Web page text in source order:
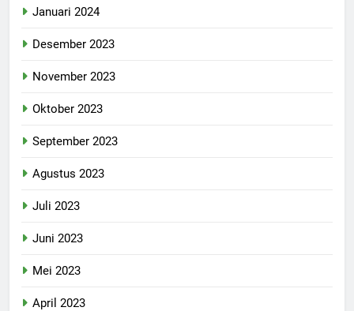
Januari 2024
Desember 2023
November 2023
Oktober 2023
September 2023
Agustus 2023
Juli 2023
Juni 2023
Mei 2023
April 2023